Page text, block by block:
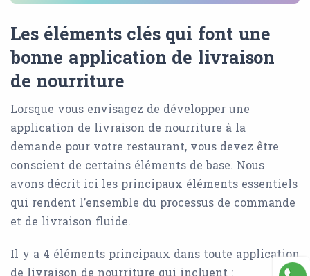
Les éléments clés qui font une
bonne application de livraison
de nourriture
Lorsque vous envisagez de développer une
application de livraison de nourriture à la
demande pour votre restaurant, vous devez être
conscient de certains éléments de base. Nous
avons décrit ici les principaux éléments essentiels
qui rendent l’ensemble du processus de commande
et de livraison fluide.
Il y a 4 éléments principaux dans toute application
de livraison de nourriture qui incluent :